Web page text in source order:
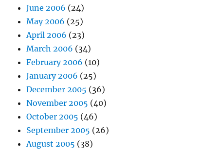
June 2006 (24)
May 2006 (25)
April 2006 (23)
March 2006 (34)
February 2006 (10)
January 2006 (25)
December 2005 (36)
November 2005 (40)
October 2005 (46)
September 2005 (26)
August 2005 (38)